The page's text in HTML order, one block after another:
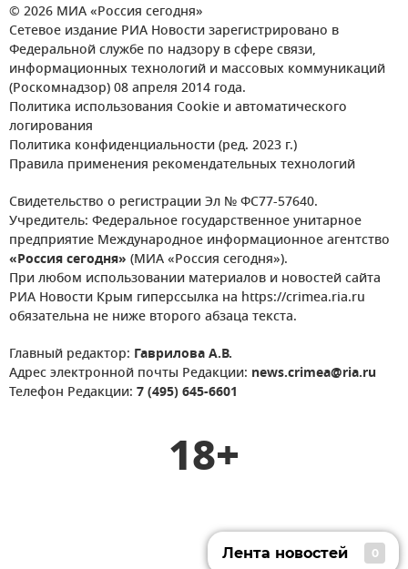
© 2026 МИА «Россия сегодня»
Сетевое издание РИА Новости зарегистрировано в
Федеральной службе по надзору в сфере связи,
информационных технологий и массовых коммуникаций
(Роскомнадзор) 08 апреля 2014 года.
Политика использования Cookie и автоматического
логирования
Политика конфиденциальности (ред. 2023 г.)
Правила применения рекомендательных технологий
Свидетельство о регистрации Эл № ФС77-57640.
Учредитель: Федеральное государственное унитарное
предприятие Международное информационное агентство
«Россия сегодня» (МИА «Россия сегодня»).
При любом использовании материалов и новостей сайта
РИА Новости Крым гиперссылка на https://crimea.ria.ru
обязательна не ниже второго абзаца текста.
Главный редактор: Гаврилова А.В.
Адрес электронной почты Редакции: news.crimea@ria.ru
Телефон Редакции: 7 (495) 645-6601
18+
Лента новостей 0